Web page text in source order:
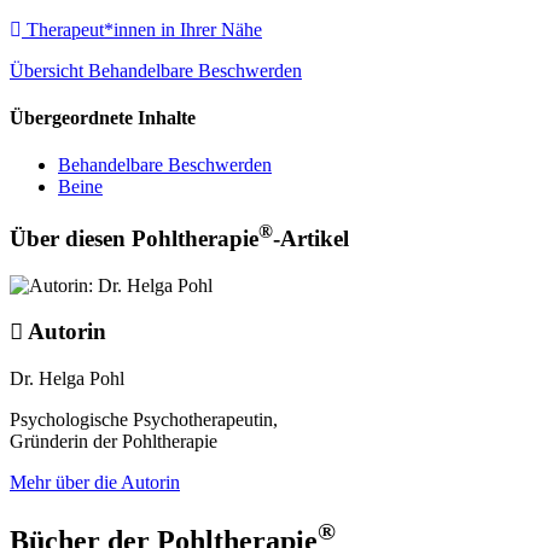
Therapeut*innen in Ihrer Nähe
Übersicht Behandelbare Beschwerden
Übergeordnete Inhalte
Behandelbare Beschwerden
Beine
Über diesen Pohltherapie®-Artikel
Autorin
Dr. Helga Pohl
Psychologische Psychotherapeutin,
Gründerin der Pohltherapie
Mehr über die Autorin
Bücher der Pohltherapie®